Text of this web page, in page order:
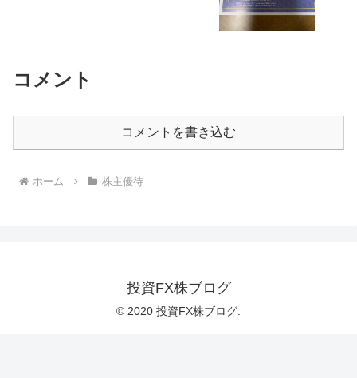
コメント
コメントを書き込む
ホーム 株主優待
投資FX株ブログ
© 2020 投資FX株ブログ.